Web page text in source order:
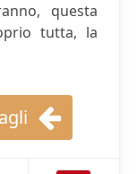
questa
tutta, la